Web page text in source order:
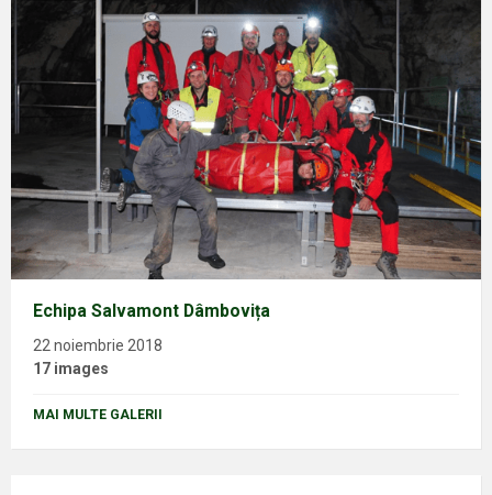
Echipa Salvamont Dâmbovița
22 noiembrie 2018
17 images
MAI MULTE GALERII